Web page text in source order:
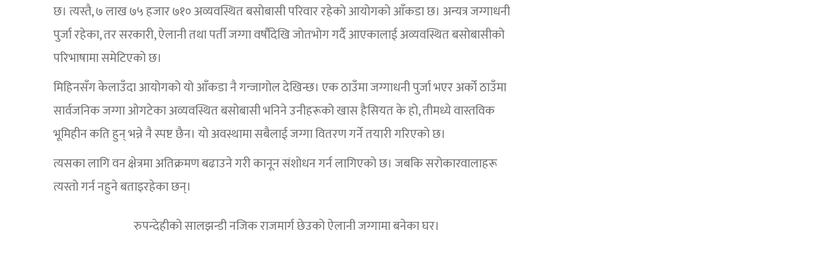
छ। त्यस्तै, ७ लाख ७५ हजार ७१० अव्यवस्थित बसोबासी परिवार रहेको आयोगको आँकडा छ। अन्यत्र जग्गाधनी
पुर्जा रहेका, तर सरकारी, ऐलानी तथा पर्ती जग्गा वर्षौंदेखि जोतभोग गर्दै आएकालाई अव्यवस्थित बसोबासीको
परिभाषामा समेटिएको छ।
मिहिनसँग केलाउँदा आयोगको यो आँकडा नै गन्जागोल देखिन्छ। एक ठाउँमा जग्गाधनी पुर्जा भएर अर्को ठाउँमा
सार्वजनिक जग्गा ओगटेका अव्यवस्थित बसोबासी भनिने उनीहरूको खास हैसियत के हो, तीमध्ये वास्तविक
भूमिहीन कति हुन् भन्ने नै स्पष्ट छैन। यो अवस्थामा सबैलाई जग्गा वितरण गर्ने तयारी गरिएको छ।
त्यसका लागि वन क्षेत्रमा अतिक्रमण बढाउने गरी कानून संशोधन गर्न लागिएको छ। जबकि सरोकारवालाहरू
त्यस्तो गर्न नहुने बताइरहेका छन्।
रुपन्देहीको सालझन्डी नजिक राजमार्ग छेउको ऐलानी जग्गामा बनेका घर।